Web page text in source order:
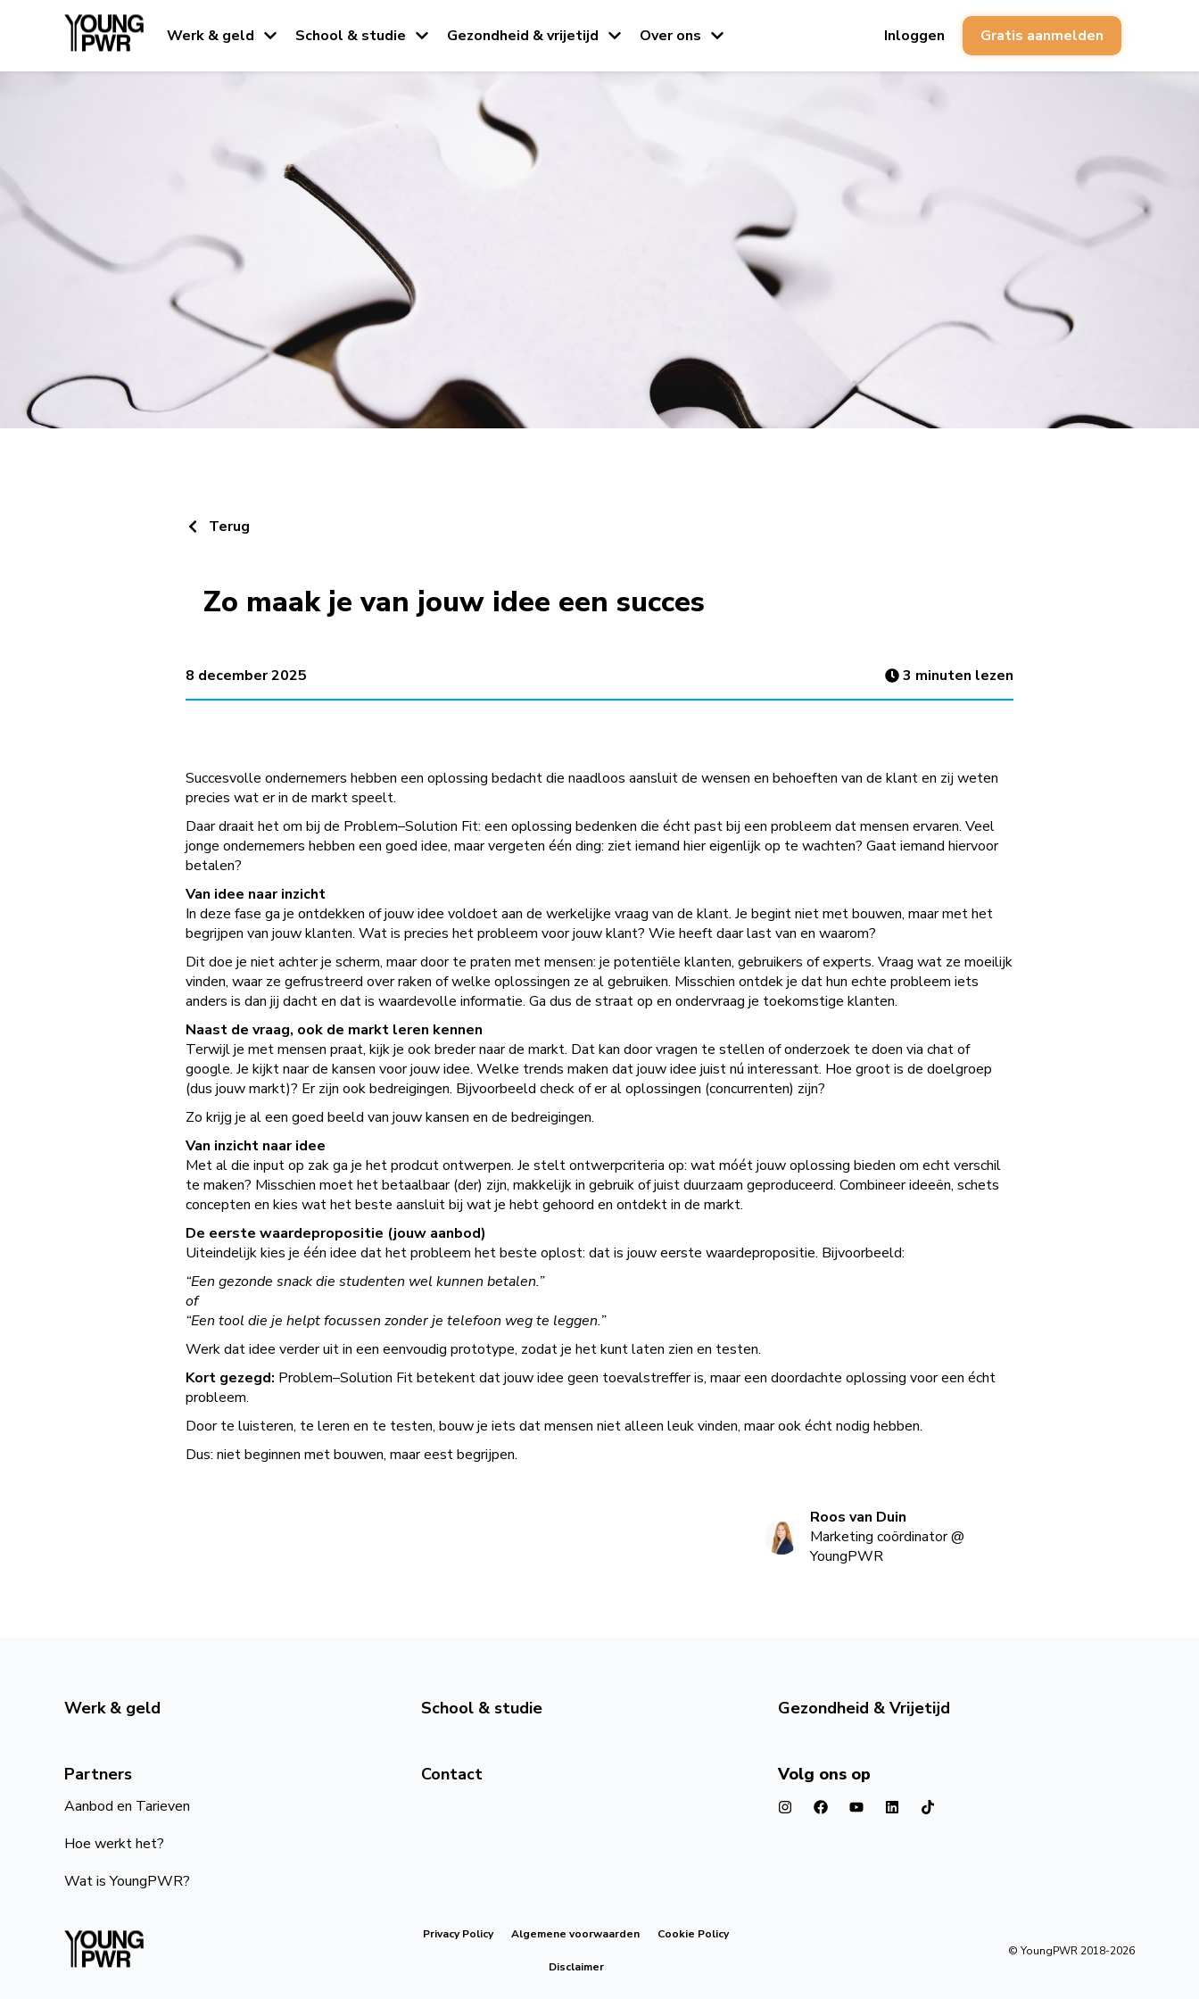
Werk & geld School & studie Gezondheid & vrijetijd Over ons Inloggen Gratis aanmelden
Terug
Zo maak je van jouw idee een succes
8 december 2025 3 minuten lezen
Succesvolle ondernemers hebben een oplossing bedacht die naadloos aansluit de wensen en behoeften van de klant en zij weten
precies wat er in de markt speelt.
Daar draait het om bij de Problem–Solution Fit: een oplossing bedenken die écht past bij een probleem dat mensen ervaren. Veel
jonge ondernemers hebben een goed idee, maar vergeten één ding: ziet iemand hier eigenlijk op te wachten? Gaat iemand hiervoor
betalen?
Van idee naar inzicht
In deze fase ga je ontdekken of jouw idee voldoet aan de werkelijke vraag van de klant. Je begint niet met bouwen, maar met het
begrijpen van jouw klanten. Wat is precies het probleem voor jouw klant? Wie heeft daar last van en waarom?
Dit doe je niet achter je scherm, maar door te praten met mensen: je potentiële klanten, gebruikers of experts. Vraag wat ze moeilijk
vinden, waar ze gefrustreerd over raken of welke oplossingen ze al gebruiken. Misschien ontdek je dat hun echte probleem iets
anders is dan jij dacht en dat is waardevolle informatie. Ga dus de straat op en ondervraag je toekomstige klanten.
Naast de vraag, ook de markt leren kennen
Terwijl je met mensen praat, kijk je ook breder naar de markt. Dat kan door vragen te stellen of onderzoek te doen via chat of
google. Je kijkt naar de kansen voor jouw idee. Welke trends maken dat jouw idee juist nú interessant. Hoe groot is de doelgroep
(dus jouw markt)? Er zijn ook bedreigingen. Bijvoorbeeld check of er al oplossingen (concurrenten) zijn?
Zo krijg je al een goed beeld van jouw kansen en de bedreigingen.
Van inzicht naar idee
Met al die input op zak ga je het prodcut ontwerpen. Je stelt ontwerpcriteria op: wat móét jouw oplossing bieden om echt verschil
te maken? Misschien moet het betaalbaar (der) zijn, makkelijk in gebruik of juist duurzaam geproduceerd. Combineer ideeën, schets
concepten en kies wat het beste aansluit bij wat je hebt gehoord en ontdekt in de markt.
De eerste waardepropositie (jouw aanbod)
Uiteindelijk kies je één idee dat het probleem het beste oplost: dat is jouw eerste waardepropositie. Bijvoorbeeld:
“Een gezonde snack die studenten wel kunnen betalen.”
of
“Een tool die je helpt focussen zonder je telefoon weg te leggen.”
Werk dat idee verder uit in een eenvoudig prototype, zodat je het kunt laten zien en testen.
Kort gezegd: Problem–Solution Fit betekent dat jouw idee geen toevalstreffer is, maar een doordachte oplossing voor een écht
probleem.
Door te luisteren, te leren en te testen, bouw je iets dat mensen niet alleen leuk vinden, maar ook écht nodig hebben.
Dus: niet beginnen met bouwen, maar eest begrijpen.
Roos van Duin
Marketing coördinator@
YoungPWR
Werk & geld School & studie Gezondheid & Vrijetijd
Partners
Aanbod en Tarieven
Hoe werkt het?
Wat is YoungPWR?
Contact Volg ons op
Privacy Policy Algemene voorwaarden Cookie Policy
Disclaimer
© YoungPWR 2018-2026